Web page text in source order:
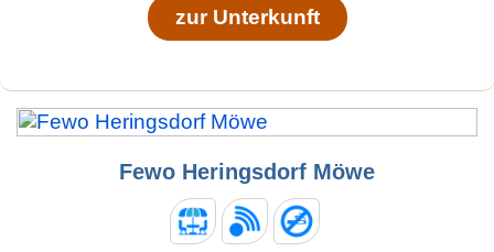
zur Unterkunft
Fewo Heringsdorf Möwe